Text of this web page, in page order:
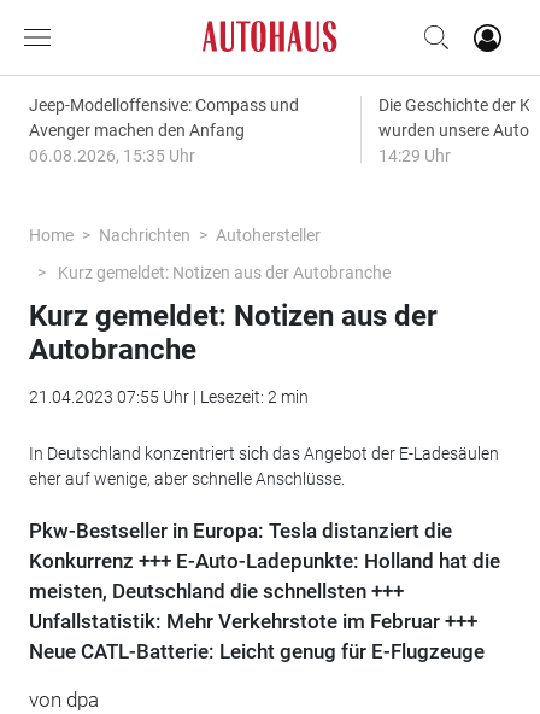
Jeep-Modelloffensive: Compass und
Avenger machen den Anfang
06.08.2026, 15:35 Uhr
Die Geschichte der
wurden unsere
14:29 Uhr
Home Nachrichten
Autohersteller
Kurz gemeldet: Notizen aus der Autobranche
Kurz gemeldet: Notizen aus der
Autobranche
21.04.2023 07:55 Uhr | Lesezeit: 2 min
In Deutschland konzentriert sich das Angebot der E-Ladesäulen
eher auf wenige, aber schnelle Anschlüsse.
Pkw-Bestseller in Europa: Tesla distanziert die
Konkurrenz +++ E-Auto-Ladepunkte: Holland hat die
meisten, Deutschland die schnellsten +++
Unfallstatistik: Mehr Verkehrstote im Februar +++
Neue CATL-Batterie: Leicht genug für E-Flugzeuge
von dpa